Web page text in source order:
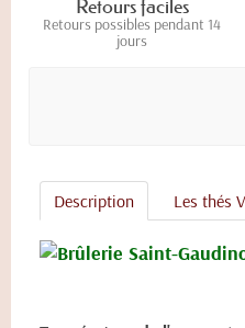
Retours faciles
Retours possibles pendant 14
jours
Description Les thés